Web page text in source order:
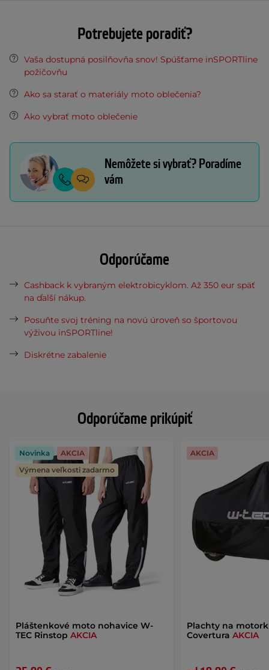
Odporúčame prikúpiť
Pláštenkové moto nohavice W-
TEC Rinstop AKCIA
Novinka
AKCIA
Výmena veľkosti zadarmo
Plachty na
CoverturaAKCIA
AKCIA
Potrebujete poradiť?
Vaša dostupná posilňovňa snov! Spúšťame inSPORTline
požičovňu
Ako sa starať o materiály moto oblečenia?
Ako vybrať moto oblečenie
Nemôžete si vybrať? Poradíme
vám
Odporúčame
Cashback k vybraným elektrobicyklom. Až 350 eur späť
na ďalší nákup.
Posuňte svoj tréning na novú úroveň so športovou
výživou inSPORTline!
Diskrétne zabalenie